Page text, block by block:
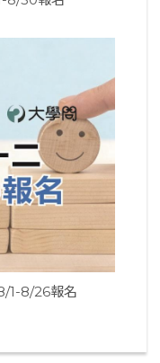
1-8/26報名